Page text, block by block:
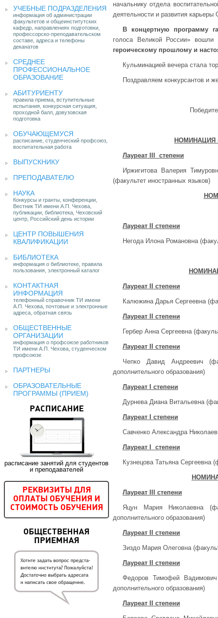
УЧЕБНЫЕ ПОДРАЗДЕЛЕНИЯ
информация об администрации
факультетов и общеинститутских
кафедр, направлениях подготовки,
профессорско-преподавательском
составе, адреса и телефоны
деканатов
СРЕДНЕЕ
ПРОФЕССИОНАЛЬНОЕ
ОБРАЗОВАНИЕ
АБИТУРИЕНТУ
правила приема, вступительные
испытания, конкурсная ситуация,
проходной балл, довузовская
подготовка
ОБУЧАЮЩЕМУСЯ
расписание, студенческий профсоюз,
воспитательная работа
ВЫПУСКНИКУ
ПРЕПОДАВАТЕЛЮ
НАУКА
Конкурсы и гранты, конференции,
Вестник ТИ имени А.П. Чехова,
публикации, библиотека, Чеховский
центр, Российский день истории
ЦЕНТР ПОВЫШЕНИЯ
КВАЛИФИКАЦИИ
БИБЛИОТЕКА
информация о библиотеке, правила
пользования, электронный каталог
КОНТАКТНАЯ
ИНФОРМАЦИЯ
телефонный справочник ТИ имени
А.П. Чехова, почтовые и электронные
адреса, обратная связь
ОБЩЕСТВЕННЫЕ
ОРГАНИЗАЦИИ
информация о профсоюзе работников
ТИ имени А.П. Чехова, студенческом
профсоюзе
ПАРТНЕРЫ
ОБРАЗОВАТЕЛЬНЫЕ
ПРОГРАММЫ (ПРИЕМ)
РАСПИСАНИЕ
расписание занятий для студентов
и преподавателей
РЕКВИЗИТЫ ДЛЯ
ОПЛАТЫ ОБУЧЕНИЯ И
СТОИМОСТЬ ОБУЧЕНИЯ
ОБЩЕСТВЕННАЯ
ПРИЕМНАЯ
начальнику отдела
деятельности и развития
В концертную программу
голоса Великой России» вошли
героическому прошлому и
Кульминацией вечера стала
Поздравляем конкурсантов и
НОМИНАЦИЯ
Лауреат степени
Иржигитова Валерия
(факультет иностранных языков)
Лауреат степени
Негода Илона Романовна
Лауреат степени
Калюжина Дарья Сергеевна
Лауреат степени
Гербер Анна Сергеевна
Лауреат степени
Чепко Давид Андреевич
дополнительного образования)
Лауреат степени
Дурнева Диана Витальевна
Лауреат степени
Савченко Александра
Лауреат степени
Кузнецова Татьяна Сергеевна
Лауреат степени
Яцун Мария Николаевна
дополнительного образования)
Лауреат степени
Зиздо Мария Олеговна
Лауреат степени
Федоров Тимофей Вадимович
дополнительного образования)
Лауреат степени